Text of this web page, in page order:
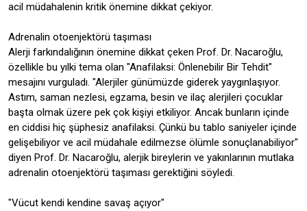
acil müdahalenin kritik önemine dikkat çekiyor.
Adrenalin otoenjektörü taşıması
Alerji farkındalığının önemine dikkat çeken Prof. Dr. Nacaroğlu,
özellikle bu yılki tema olan "Anafilaksi: Önlenebilir Bir Tehdit"
mesajını vurguladı. "Alerjiler günümüzde giderek yaygınlaşıyor.
Astım, saman nezlesi, egzama, besin ve ilaç alerjileri çocuklar
başta olmak üzere pek çok kişiyi etkiliyor. Ancak bunların içinde
en ciddisi hiç şüphesiz anafilaksi. Çünkü bu tablo saniyeler içinde
gelişebiliyor ve acil müdahale edilmezse ölümle sonuçlanabiliyor"
diyen Prof. Dr. Nacaroğlu, alerjik bireylerin ve yakınlarının mutlaka
adrenalin otoenjektörü taşıması gerektiğini söyledi.
"Vücut kendi kendine savaş açıyor"